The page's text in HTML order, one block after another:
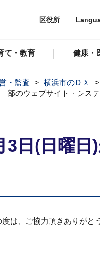
区役所
て・教育 健康・
・監査 横浜市のＤＸ
部のウェブサイト・シス
3日(日曜
は、ご協力頂きありがと